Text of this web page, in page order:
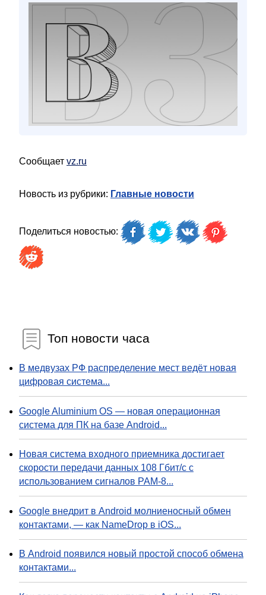
Сообщает vz.ru
Новость из рубрики: Главные новости
Поделиться новостью:
Топ новости часа
В медвузах РФ распределение мест ведёт новая
цифровая система...
Google Aluminium OS — новая операционная
система для ПК на базе Android...
Новая система входного приемника достигает
скорости передачи данных 108 Гбит/с с
использованием сигналов PAM-8...
Google внедрит в Android молниеносный обмен
контактами, — как NameDrop в iOS...
В Android появился новый простой способ обмена
контактами...